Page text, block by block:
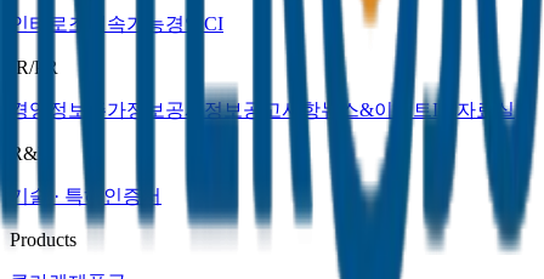
인터로조 지속가능경영 CI
IR/PR
경영정보 주가정보 공시정보 공고사항뉴스&이벤트IR 자료실
R&D
기술 · 특허 인증서
Products